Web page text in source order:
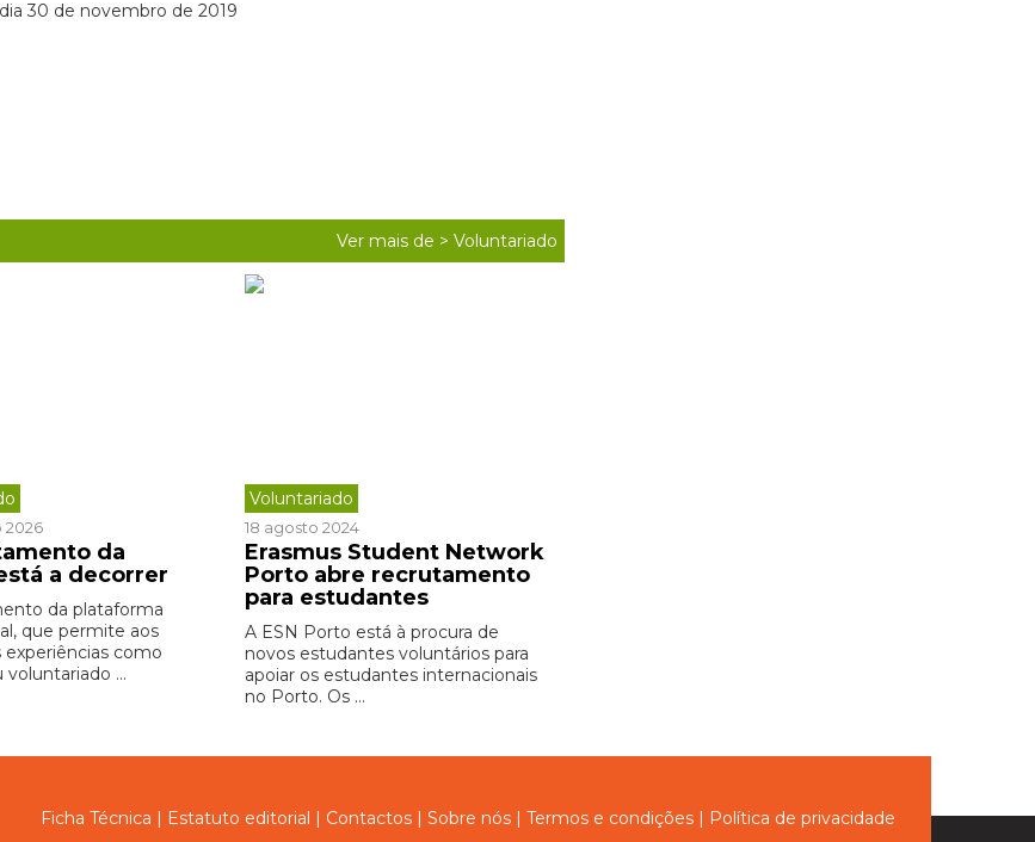
30 de novembro de 2019
Ver mais de > Voluntariado
2026
da
a decorrer
da plataforma
que permite aos
como
voluntariado ...
Voluntariado
18 agosto 2024
Erasmus Student Network
Porto abre recrutamento
para estudantes
A ESN Porto está à procura de
novos estudantes voluntários para
apoiar os estudantes internacionais
no Porto. Os ...
Ficha Técnica | Estatuto editorial | Contactos | Sobre nós | Termos e condições | Política de privacidade